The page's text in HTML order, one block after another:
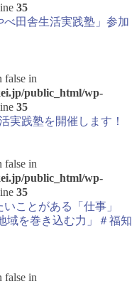
35
べ田舎生活実践塾」参加
false in
public_html/wp-
35
実践塾を開催します！
false in
public_html/wp-
35
ことがある「仕事」
域を巻き込む力」＃福知
false in